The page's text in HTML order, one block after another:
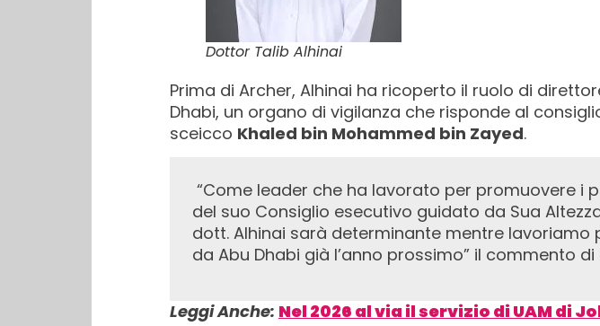
Dottor Talib Alhinai
Prima di Archer, Alhinai ha ricoperto il ruolo di
Dhabi, un organo di vigilanza che risponde al
sceicco Khaled bin Mohammed bin Zayed.
“Come leader che ha lavorato per promuovere i piani strategici ed esecutivi di Abu Dhabi al servizio
del suo Consiglio esecutivo guidato da Sua
dott. Alhinai sarà determinante mentre lavoriamo
da Abu Dhabi già l’anno prossimo” il commento di
Leggi Anche: Nel 2026 al via il servizio di UAM di